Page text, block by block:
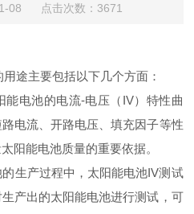
08 点击次数：3671
主要包括以下几个方面：
电池的电流-电压（IV）特性曲
电流、开路电压、填充因子等性
阳能电池质量的重要依据。
产过程中，太阳能电池IV测试
产出的太阳能电池进行测试，可